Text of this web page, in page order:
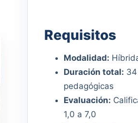
Requisitos
Modalidad:
Duración total:
pedagógicas
Evaluación:
1,0 a 7,0